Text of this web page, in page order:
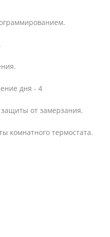
дня - 4
от замерзания.
комнатного термостата.